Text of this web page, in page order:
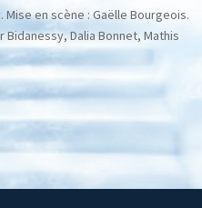
Mise en scène : Gaëlle Bourgeois.
Bidanessy, Dalia Bonnet, Mathis